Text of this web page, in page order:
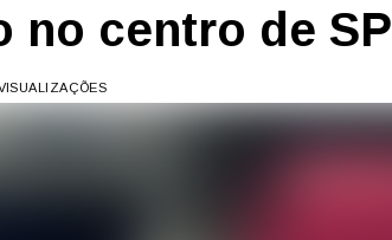
no centro de SP